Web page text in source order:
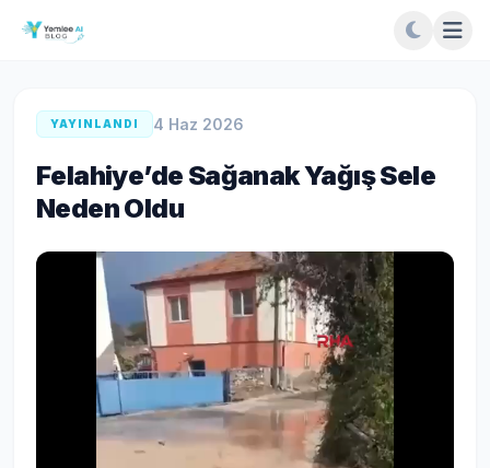
YAYINLANDI 4 Haz 2026
Felahiye’de Sağanak Yağış Sele
Neden Oldu